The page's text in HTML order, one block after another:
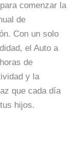
comenzar la
de
Con un solo
el Auto a
de
y la
que cada día
hijos.